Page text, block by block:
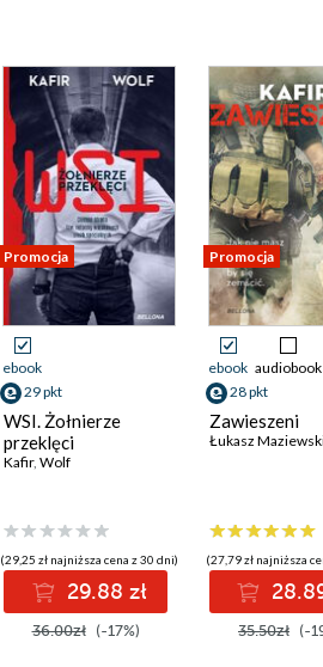
Promocja
ebook
29 pkt
WSI. Żołnierze
przeklęci
Kafir, Wolf
(29,25 zł najniższa cena z 30 dni)
29.88 zł
36.00zł (-17%)
Promocja
ebook audiobook
28 pkt
Zawieszeni
Łukasz
(27,79 zł najniższa
35.50zł (-